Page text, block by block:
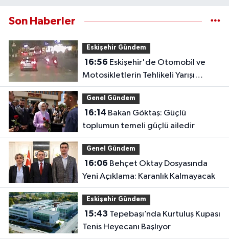
Son Haberler
Eskişehir Gündem
16:56
Motosikletlerin Tehlikeli Yarışı
Kamerada
Genel Gündem
16:14
toplumun temeli güçlü ailedir
Genel Gündem
16:06
Yeni Açıklama: Karanlık Kalmayacak
Eskişehir Gündem
15:43
Tenis Heyecanı Başlıyor